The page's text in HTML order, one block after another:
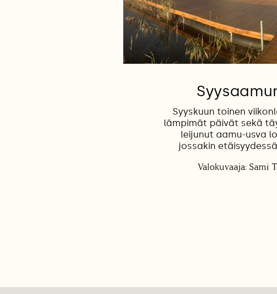
Syyskuun toinen
lämpimät päivät sekä
leijunut aamu-usva
jossakin
Valokuvaaja: Sami